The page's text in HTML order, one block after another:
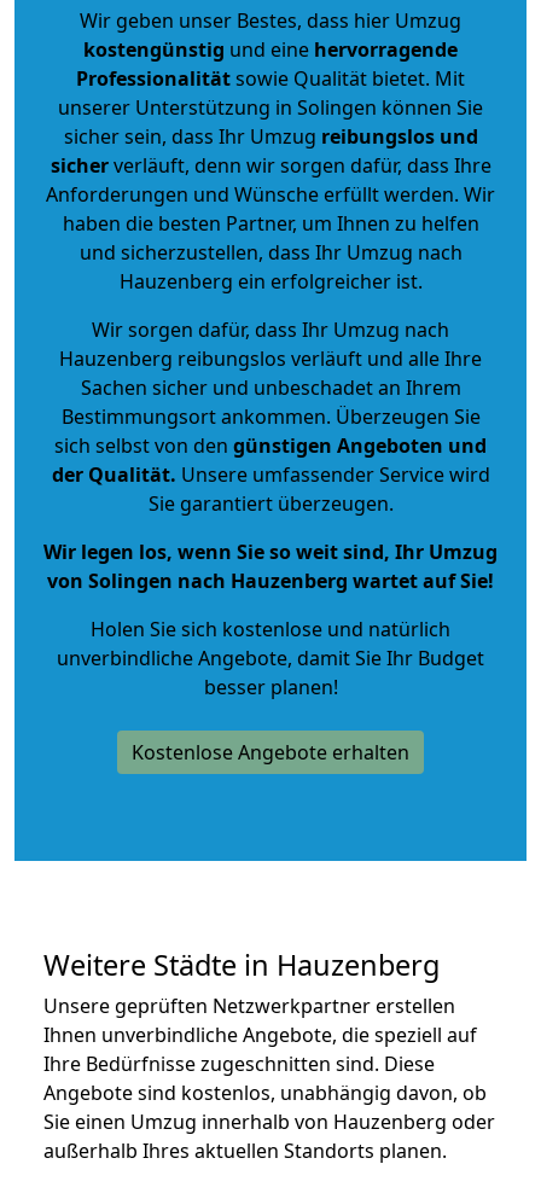
Wir geben unser Bestes, dass hier Umzug
kostengünstig und eine hervorragende
Professionalitätsowie Qualität bietet. Mit
unserer Unterstützung in Solingen können Sie
sicher sein, dass Ihr Umzug reibungslos und
sicherverläuft, denn wir sorgen dafür, dass Ihre
Anforderungen und Wünsche erfüllt werden. Wir
haben die besten Partner, um Ihnen zu helfen
und sicherzustellen, dass Ihr Umzug nach
Hauzenberg ein erfolgreicher ist.
Wir sorgen dafür, dass Ihr Umzug nach
Hauzenberg reibungslos verläuft und alle Ihre
Sachen sicher und unbeschadet an Ihrem
Bestimmungsort ankommen. Überzeugen Sie
sich selbst von den günstigen Angeboten und
der Qualität. Unsere umfassender Service wird
Sie garantiert überzeugen.
Wir legen los, wenn Sie so weit sind, Ihr Umzug
von Solingen nach Hauzenberg wartet auf Sie!
Holen Sie sich kostenlose und natürlich
unverbindliche Angebote, damit Sie Ihr Budget
besser planen!
Kostenlose Angebote erhalten
Weitere Städte in Hauzenberg
Unsere geprüften Netzwerkpartner erstellen
Ihnen unverbindliche Angebote, die speziell auf
Ihre Bedürfnisse zugeschnitten sind. Diese
Angebote sind kostenlos, unabhängig davon, ob
Sie einen Umzug innerhalb von Hauzenberg oder
außerhalb Ihres aktuellen Standorts planen.